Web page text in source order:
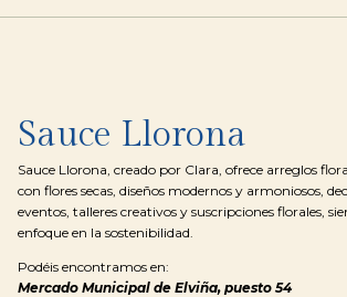
Sauce Llorona
Sauce Llorona, creado por Clara, ofrece arreglos
con flores secas, diseños modernos y armoniosos,
eventos, talleres creativos y suscripciones florales,
enfoque en la sostenibilidad.
Podéis encontramos en:
Mercado Municipal de Elviña, puesto 54